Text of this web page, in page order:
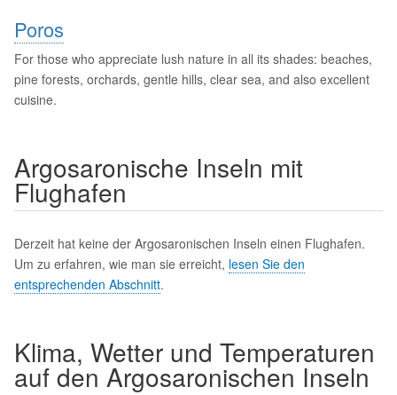
Poros
For those who appreciate lush nature in all its shades: beaches,
pine forests, orchards, gentle hills, clear sea, and also excellent
cuisine.
Argosaronische Inseln mit
Flughafen
Derzeit hat keine der Argosaronischen Inseln einen Flughafen.
Um zu erfahren, wie man sie erreicht, lesen Sie den
entsprechenden Abschnitt.
Klima, Wetter und Temperaturen
auf den Argosaronischen Inseln